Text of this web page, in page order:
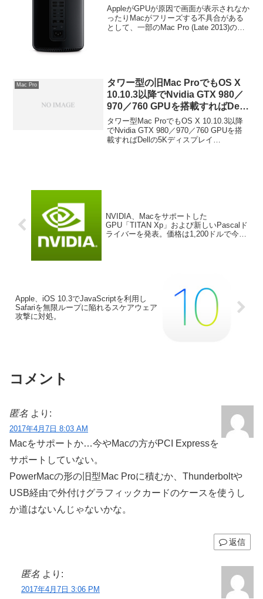
リペアエクステンションプログラ
ムを開始。
AppleがGPUが原因で画面が表示されなか
ったりMacがフリーズする不具合がある
として、一部のMac Pro (Late 2013)のリ
Mac Pro
タワー型の旧Mac ProでもOS X
10.10.3以降でNvidia GTX 980／
970／760 GPUを搭載すればDell
の5Kディスプレイ「UP2715K」
が使用可能になるもよう。
タワー型Mac ProでもOS X 10.10.3以降
でNvidia GTX 980／970／760 GPUを搭
載すればDellの5Kディスプレイ
NVIDIA、Macをサポートした
GPU「TITAN Xp」および新しいPascalド
ライバーを発表。価格は1,200ドルで今月
Apple、iOS 10.3でJavaScriptを利用し
Safariを無限ループに陥れるスケアウェア
攻撃に対処。
コメント
匿名 より:
2017年4月7日 8:03 AM
Macをサポートか…今やMacの方がPCI Expressを
サポートしていない。
PowerMacの形の旧型Mac Proに積むか、Thunderboltや
USB経由で外付けグラフィックカードのケースを使うし
か道はないんじゃないかな。
返信
匿名 より:
2017年4月7日 3:06 PM